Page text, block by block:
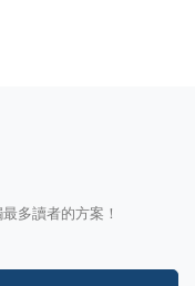
多讀者的方案！